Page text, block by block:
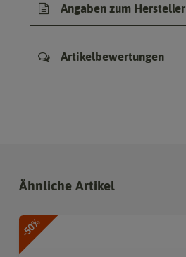
Angaben zum Hersteller
Artikelbewertungen
Ähnliche Artikel
-50%